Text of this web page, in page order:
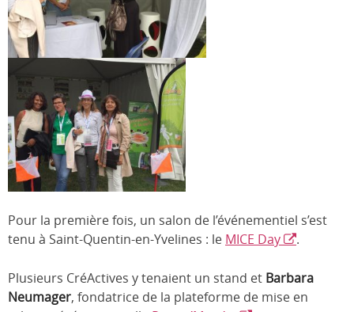
Pour la première fois, un salon de l’événementiel s’est
tenu à Saint-Quentin-en-Yvelines : le MICE Day .
Plusieurs CréActives y tenaient un stand et Barbara
Neumager, fondatrice de la plateforme de mise en